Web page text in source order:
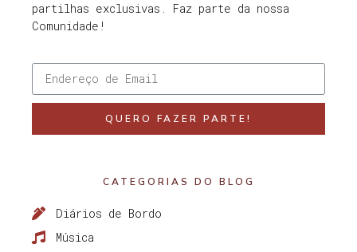
partilhas exclusivas. Faz parte da nossa
Comunidade!
QUERO FAZER PARTE!
CATEGORIAS DO BLOG
Diários de Bordo
Música